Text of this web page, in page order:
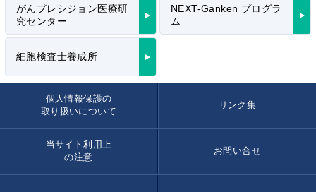
がんプレシジョン医療研
究センター
NEXT-Ganken プログラ
ム
細胞検査士養成所
個人情報保護の
取り扱いについて
リンク集
当サイト利用上
の注意
お問い合せ